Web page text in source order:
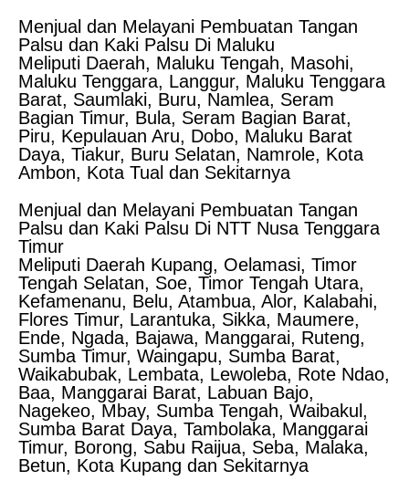
Menjual dan Melayani Pembuatan Tangan
Palsu dan Kaki Palsu Di Maluku
Meliputi Daerah, Maluku Tengah, Masohi,
Maluku Tenggara, Langgur, Maluku Tenggara
Barat, Saumlaki, Buru, Namlea, Seram
Bagian Timur, Bula, Seram Bagian Barat,
Piru, Kepulauan Aru, Dobo, Maluku Barat
Daya, Tiakur, Buru Selatan, Namrole, Kota
Ambon, Kota Tual dan Sekitarnya
Menjual dan Melayani Pembuatan Tangan
Palsu dan Kaki Palsu Di NTT Nusa Tenggara
Timur
Meliputi Daerah Kupang, Oelamasi, Timor
Tengah Selatan, Soe, Timor Tengah Utara,
Kefamenanu, Belu, Atambua, Alor, Kalabahi,
Flores Timur, Larantuka, Sikka, Maumere,
Ende, Ngada, Bajawa, Manggarai, Ruteng,
Sumba Timur, Waingapu, Sumba Barat,
Waikabubak, Lembata, Lewoleba, Rote Ndao,
Baa, Manggarai Barat, Labuan Bajo,
Nagekeo, Mbay, Sumba Tengah, Waibakul,
Sumba Barat Daya, Tambolaka, Manggarai
Timur, Borong, Sabu Raijua, Seba, Malaka,
Betun, Kota Kupang dan Sekitarnya